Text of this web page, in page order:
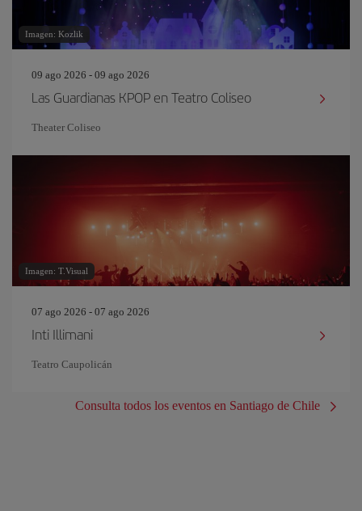
Imagen: Kozlik
09 ago 2026 - 09 ago 2026
Las Guardianas KPOP en Teatro Coliseo
Theater Coliseo
Imagen: T.Visual
07 ago 2026 - 07 ago 2026
Inti Illimani
Teatro Caupolicán
Consulta todos los eventos en Santiago de Chile